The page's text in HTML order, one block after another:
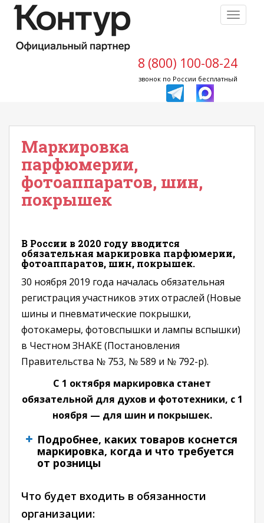
8 (800) 100-08-24
звонок по России бесплатный
Маркировка
парфюмерии,
фотоаппаратов, шин,
покрышек
В России в 2020 году вводится
обязательная маркировка парфюмерии,
фотоаппаратов, шин, покрышек.
30 ноября 2019 года началась обязательная
регистрация участников этих отраслей (Новые
шины и пневматические покрышки,
фотокамеры, фотовспышки и лампы вспышки)
в Честном ЗНАКЕ (Постановления
Правительства № 753, № 589 и № 792-р).
С 1 октября маркировка станет
обязательной для духов и фототехники, с 1
ноября — для шин и покрышек.
Подробнее, каких товаров коснется
маркировка, когда и что требуется
от розницы
Что будет входить в обязанности
организации: